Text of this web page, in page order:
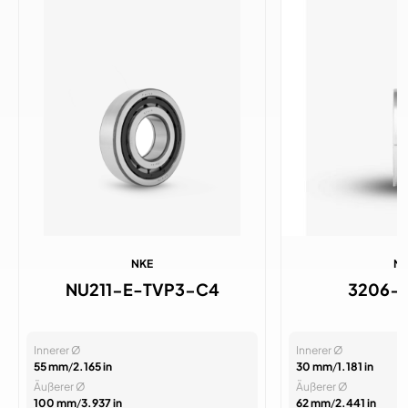
NKE
NU211-E-TVP3-C4
Innerer Ø
55 mm/2.165 in
Äußerer Ø
100 mm/3.937 in
3206-
Innerer Ø
30 mm/1.181 in
Äußerer Ø
62 mm/2.441 in